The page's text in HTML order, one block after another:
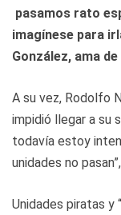
pasamos rato
imagínese para
González, ama
A su vez, Rodolfo
impidió llegar a su
todavía estoy
unidades no
Unidades piratas y